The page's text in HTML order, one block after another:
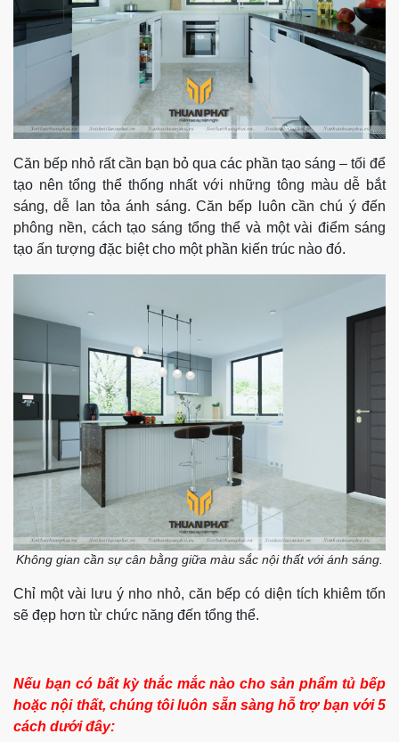
Căn bếp nhỏ rất cần bạn bỏ qua các phần tạo sáng – tối để
tạo nên tổng thể thống nhất với những tông màu dễ bắt
sáng, dễ lan tỏa ánh sáng. Căn bếp luôn cần chú ý đến
phông nền, cách tạo sáng tổng thể và một vài điểm sáng
tạo ấn tượng đặc biệt cho một phần kiến trúc nào đó.
Không gian cần sự cân bằng giữa màu sắc nội thất với ánh sáng.
Chỉ một vài lưu ý nho nhỏ, căn bếp có diện tích khiêm tốn
sẽ đẹp hơn từ chức năng đến tổng thể.
Nếu bạn có bất kỳ thắc mắc nào cho sản phẩm tủ bếp
hoặc nội thất, chúng tôi luôn sẵn sàng hỗ trợ bạn với 5
cách dưới đây: